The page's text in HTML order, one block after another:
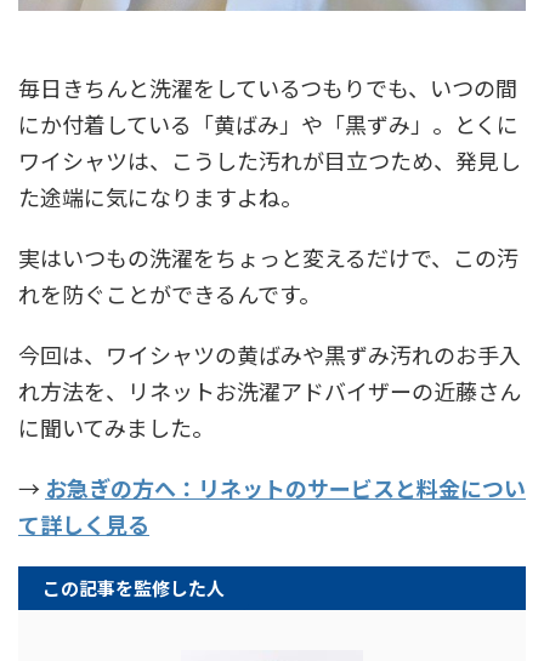
毎日きちんと洗濯をしているつもりでも、いつの間
にか付着している「黄ばみ」や「黒ずみ」。とくに
ワイシャツは、こうした汚れが目立つため、発見し
た途端に気になりますよね。
実はいつもの洗濯をちょっと変えるだけで、この汚
れを防ぐことができるんです。
今回は、ワイシャツの黄ばみや黒ずみ汚れのお手入
れ方法を、リネットお洗濯アドバイザーの近藤さん
に聞いてみました。
→ お急ぎの方へ：リネットのサービスと料金につい
て詳しく見る
この記事を監修した人